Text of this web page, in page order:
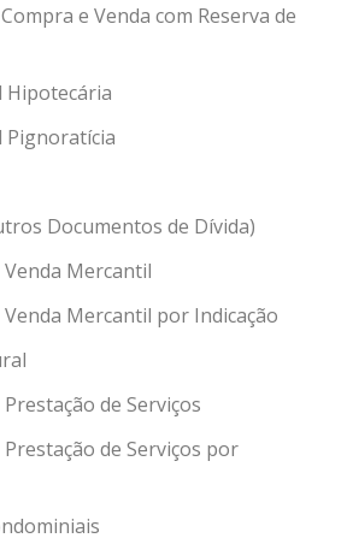
e Venda com Reserva de
Hipotecária
Pignoratícia
Documentos de Dívida)
Mercantil
Mercantil por Indicação
de Serviços
de Serviços por